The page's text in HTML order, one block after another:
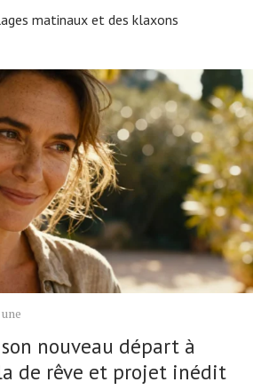
matinaux et des klaxons
nouveau départ à
de rêve et projet inédit